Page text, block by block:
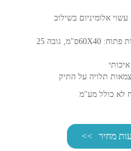
אלומיניום בשילוב
מידות סגור : 30X40 ס"מ, מידות פתוח: 60X40ס"מ, גובה 25
תלויה על התיק
מחיר